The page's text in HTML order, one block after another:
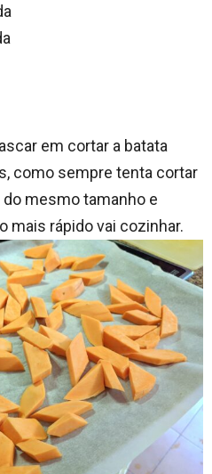
em cortar a batata
como sempre tenta cortar
mesmo tamanho e
mais rápido vai cozinhar.